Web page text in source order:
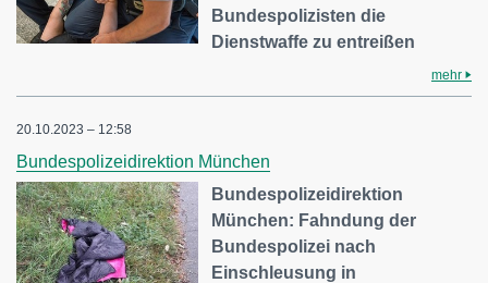
Bundespolizisten die
Dienstwaffe zu entreißen
mehr
20.10.2023 – 12:58
Bundespolizeidirektion München
Bundespolizeidirektion
München: Fahndung der
Bundespolizei nach
Einschleusung in